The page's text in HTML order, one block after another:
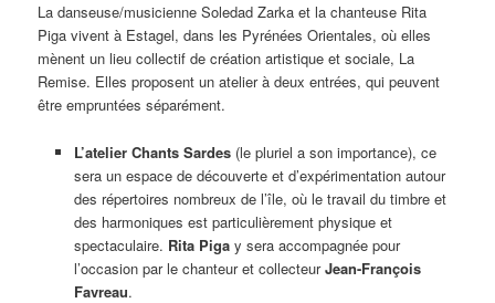
La danseuse/musicienne Soledad Zarka et la chanteuse Rita
Piga vivent à Estagel, dans les Pyrénées Orientales, où elles
mènent un lieu collectif de création artistique et sociale, La
Remise. Elles proposent un atelier à deux entrées, qui peuvent
être empruntées séparément.
L’atelier Chants Sardes(le pluriel a son importance), ce
sera un espace de découverte et d’expérimentation autour
des répertoires nombreux de l’île, où le travail du timbre et
des harmoniques est particulièrement physique et
spectaculaire. Rita Pigay sera accompagnée pour
l’occasion par le chanteur et collecteurJean-François
Favreau.